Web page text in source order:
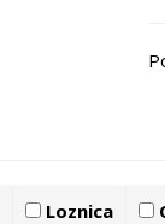
Loznica